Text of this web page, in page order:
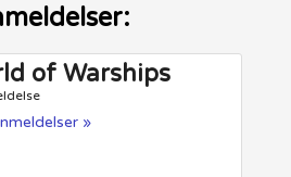
of Warships
»